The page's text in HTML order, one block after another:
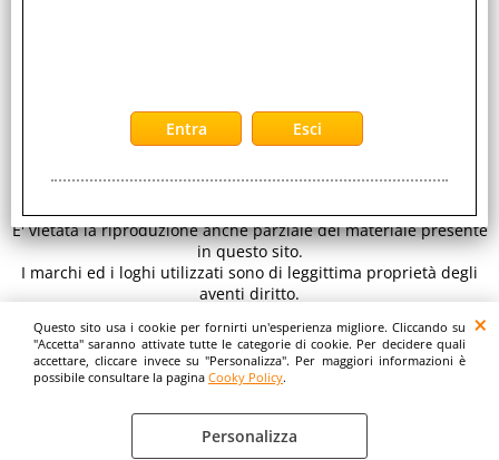
Questo sito usa i cookie per fornirti un'esperienza migliore. Cliccando su
"Accetta" saranno attivate tutte le categorie di cookie. Per decidere quali
accettare, cliccare invece su "Personalizza". Per maggiori informazioni è
possibile consultare la pagina Cooky Policy.
Personalizza
www.eds-group.it www.edsgroup.it
E' vietata la riproduzione anche parziale del materiale presente
in questo sito.
I marchi ed i loghi utilizzati sono di leggittima proprietà degli
aventi diritto.
scopo illustrativo fanno fede i dettagli sul sito del costruttore.
Cooky Policy Preferenze cookie